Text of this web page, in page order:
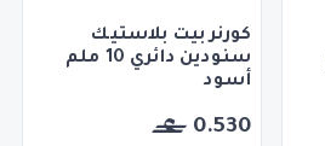
كورنر بيت بلاستيك
سنودين دائري 10 ملم
أسود
0.530